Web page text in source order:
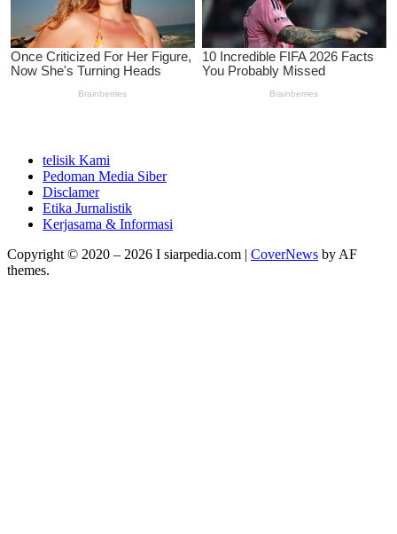
telisik Kami
Pedoman Media Siber
Disclamer
Etika Jurnalistik
Kerjasama & Informasi
Copyright © 2020 – 2026 I siarpedia.com | CoverNews by AF
themes.